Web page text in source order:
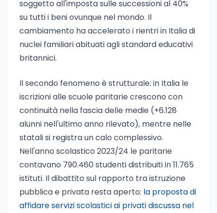
soggetto all'imposta sulle successioni al 40%
su tutti i beni ovunque nel mondo. Il
cambiamento ha accelerato i rientri in Italia di
nuclei familiari abituati agli standard educativi
britannici.
Il secondo fenomeno è strutturale: in Italia le
iscrizioni alle scuole paritarie crescono con
continuità nella fascia delle medie (+6.128
alunni nell'ultimo anno rilevato), mentre nelle
statali si registra un calo complessivo.
Nell'anno scolastico 2023/24 le paritarie
contavano 790.460 studenti distribuiti in 11.765
istituti. Il dibattito sul rapporto tra istruzione
pubblica e privata resta aperto: la proposta di
affidare servizi scolastici ai privati discussa nel